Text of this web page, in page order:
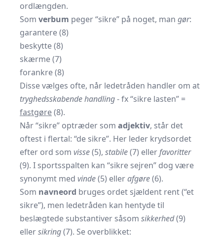
ordlængden.
Som verbum peger “sikre” på noget, man gør:
garantere (8)
beskytte (8)
skærme (7)
forankre (8)
Disse vælges ofte, når ledetråden handler om at
tryghedsskabende handling- fx “sikre lasten” =
fastgøre(8).
Når “sikre” optræder som adjektiv, står det
oftest i flertal: “de sikre”. Her leder krydsordet
efter ord som visse(5), stabile(7) ellerfavoritter
(9). I sportsspalten kan “sikre sejren” dog være
synonymt med vinde(5) ellerafgøre(6).
Som navneord bruges ordet sjældent rent (“et
sikre”), men ledetråden kan hentyde til
beslægtede substantiver såsom sikkerhed(9)
ellersikring(7). Se overblikket: